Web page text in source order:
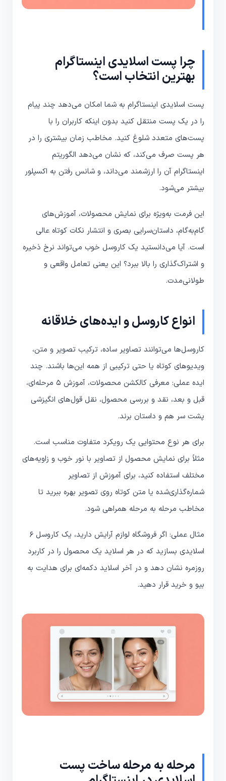
چرا پست اسلایدی اینستاگرام
بهترین انتخاب است؟
پست اسلایدی اینستاگرام به شما امکان می‌دهد چند پیام
را در یک پست منتقل کنید بدون اینکه کاربران را با
پست‌های متعدد شلوغ کنید. مخاطب زمان بیشتری را در
هر پست صرف می‌کند، که نشان می‌دهد الگوریتم
اینستاگرام آن را ارزشمند می‌داند، و شانس رفتن به اکسپلور
بیشتر می‌شود.
این فرمت به‌ویژه برای نمایش محصولات، آموزش‌های
گام‌به‌گام، داستان‌سرایی بصری و انتشار نکات کوتاه عالی
است. آیا می‌دانستید یک کاروسل خوب می‌تواند نرخ ذخیره
و اشتراک‌گذاری را بالا ببرد؟ این یعنی تعامل واقعی و
طولانی‌مدت.
انواع کاروسل و ایده‌های خلاقانه
کاروسل‌ها می‌توانند تصاویر ساده، ترکیب تصویر و متن،
ویدیوهای کوتاه یا حتی ترکیبی از همه این‌ها باشند. چند
ایده عملی: معرفی کالکشن محصولات، آموزش ۵ مرحله‌ای،
قبل و بعد، نقد و بررسی محصول، نقل قول‌های انگیزشی
پشت سر هم و داستان برند.
برای هر نوع محتوایی یک رویکرد متفاوت مناسب است.
مثلاً برای نمایش محصول از تصاویر با نور خوب و زاویه‌های
مختلف استفاده کنید، برای آموزش از تصاویر
شماره‌گذاری‌شده یا متن کوتاه روی تصویر بهره ببرید تا
مخاطب مرحله به مرحله همراهی شود.
مثال عملی: اگر فروشگاه لوازم آرایش دارید، یک کاروسل ۶
اسلایدی بسازید که در هر اسلاید یک محصول را در کاربرد
روزمره نشان دهد و در آخر اسلاید دکمه‌ای برای هدایت به
بیو و خرید قرار دهید.
مرحله به مرحله ساخت پست